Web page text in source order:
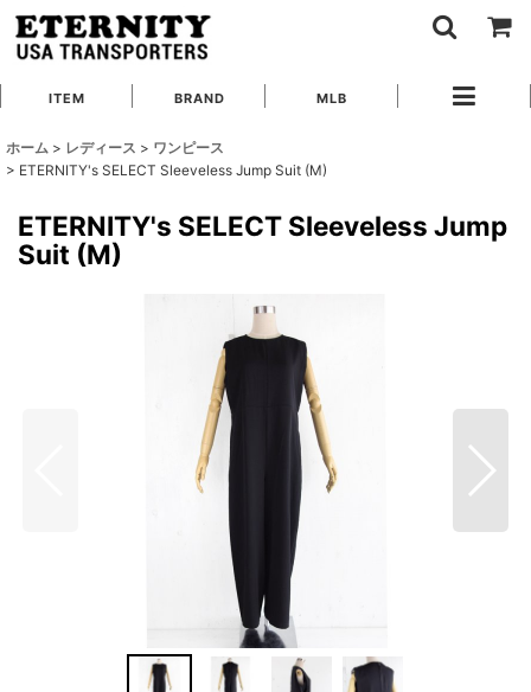
ITEM BRAND MLB
ホーム > レディース > ワンピース
> ETERNITY's SELECT Sleeveless Jump Suit (M)
ETERNITY's SELECT Sleeveless Jump
Suit (M)